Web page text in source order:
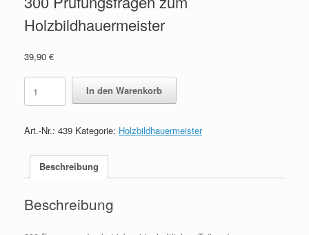
Holzbildhauermeister
39,90 €
300
Prüfungsfragen
zum
quantity
In den Warenkorb
Art.-Nr.: 439 Kategorie: Holzbildhauermeister
Beschreibung
Beschreibung